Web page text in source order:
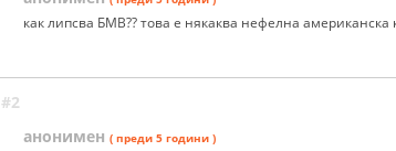
как липсва БМВ?? това е някаква нефелна американска
#2
анонимен ( преди 5 години )